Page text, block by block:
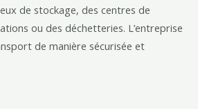
de stockage, des centres de
ou des déchetteries. L’entreprise
de manière sécurisée et